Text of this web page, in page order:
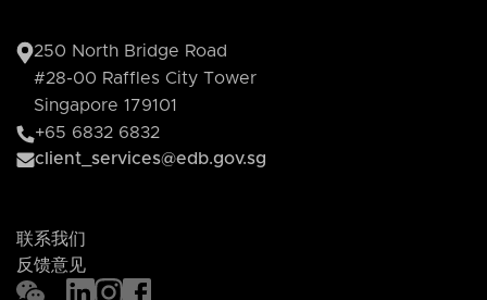
250 North Bridge Road
#28-00 Raffles City Tower
Singapore 179101
+65 6832 6832
client_services@edb.gov.sg
联系我们
反馈意见